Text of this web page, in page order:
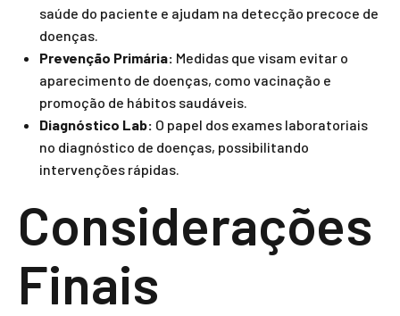
saúde do paciente e ajudam na detecção precoce de
doenças.
Prevenção Primária: Medidas que visam evitar o
aparecimento de doenças, como vacinação e
promoção de hábitos saudáveis.
Diagnóstico Lab: O papel dos exames laboratoriais
no diagnóstico de doenças, possibilitando
intervenções rápidas.
Considerações
Finais